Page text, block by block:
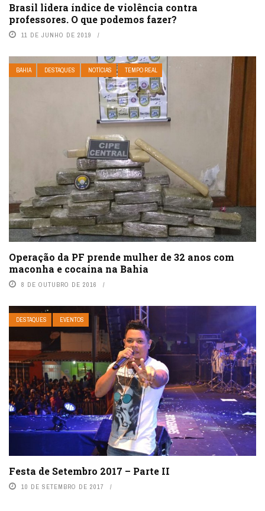
Brasil lidera índice de violência contra
professores. O que podemos fazer?
11 DE JUNHO DE 2019
BAHIA DESTAQUES NOTÍCIAS TEMPO REAL
Operação da PF prende mulher de 32 anos com
maconha e cocaína na Bahia
8 DE OUTUBRO DE 2016
DESTAQUES EVENTOS
Festa de Setembro 2017 – Parte II
10 DE SETEMBRO DE 2017